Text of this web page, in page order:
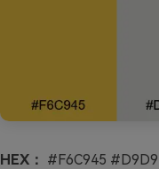
HEX： #F6C945